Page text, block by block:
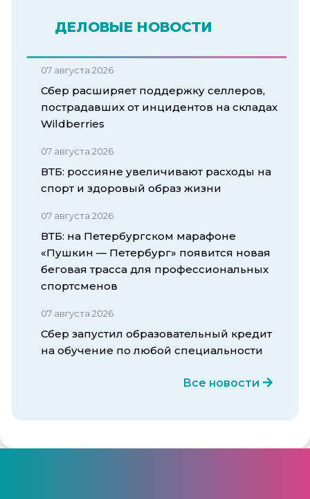
ДЕЛОВЫЕ НОВОСТИ
07 августа 2026
Сбер расширяет поддержку селлеров,
пострадавших от инцидентов на складах
Wildberries
07 августа 2026
ВТБ: россияне увеличивают расходы на
спорт и здоровый образ жизни
07 августа 2026
ВТБ: на Петербургском марафоне
«Пушкин — Петербург» появится новая
беговая трасса для профессиональных
спортсменов
07 августа 2026
Сбер запустил образовательный кредит
на обучение по любой специальности
Все новости